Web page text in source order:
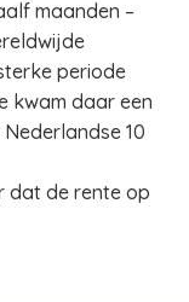
maanden –
periode
kwam daar een
10
dat de rente op